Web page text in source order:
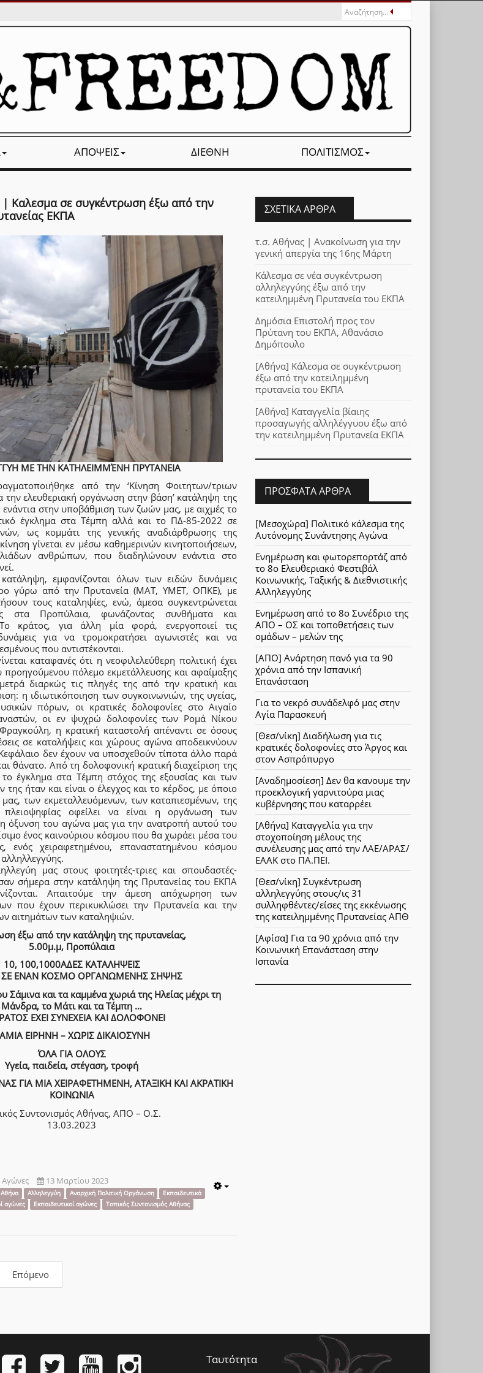
ΑΠΌΨΕΙΣ ΔΙΕΘΝΉ ΠΟΛΙΤΙΣΜΌΣ
Καλεσμα σε συγκέντρωση έξω από την
ΕΚΠΑ
ΜΕ ΤΗΝ ΚΑΤΗΛΕΙΜΜΈΝΗ ΠΡΥΤΑΝΕΙΑ
από την ‘Κίνηση Φοιτητων/τριων
ελευθεριακή οργάνωση στην βάση’ κατάληψη της
στην υποβάθμιση των ζωών μας, με αιχμές το
έγκλημα στα Τέμπη αλλά και το ΠΔ-85-2022 σε
ως κομμάτι της γενικής αναδιάρθρωσης της
γίνεται εν μέσω καθημερινών κινητοποιήσεων,
ανθρώπων, που διαδηλώνουν ενάντια στο
εμφανίζονται όλων των ειδών δυνάμεις
γύρω από την Πρυτανεία (ΜΑΤ, ΥΜΕΤ, ΟΠΚΕ), με
τους καταληψίες, ενώ, άμεσα συγκεντρώνεται
στα Προπύλαια, φωνάζοντας συνθήματα και
κράτος, για άλλη μία φορά, ενεργοποιεί τις
για να τρομοκρατήσει αγωνιστές και να
που αντιστέκονται.
καταφανές ότι η νεοφιλελεύθερη πολιτική έχει
προηγούμενου πόλεμο εκμετάλλευσης και αφαίμαξης
διαρκώς τις πληγές της από την κρατική και
η ιδιωτικόποιηση των συγκοινωνιών, της υγείας,
πόρων, οι κρατικές δολοφονίες στο Αιγαίο
οι εν ψυχρώ δολοφονίες των Ρομά Νίκου
η κρατική καταστολή απέναντι σε όσους
σε καταλήψεις και χώρους αγώνα αποδεικνύουν
δεν έχουν να υποσχεθούν τίποτα άλλο παρά
θάνατο. Από τη δολοφονική κρατική διαχείριση της
έγκλημα στα Τέμπη στόχος της εξουσίας και των
της ήταν και είναι ο έλεγχος και το κέρδος, με όποιο
μας, των εκμεταλλευόμενων, των καταπιεσμένων, της
πλειοψηφίας οφείλει να είναι η οργάνωση των
όξυνση του αγώνα μας για την ανατροπή αυτού του
ένος καινούριου κόσμου που θα χωράει μέσα του
ενός χειραφετημένου, επαναστατημένου κόσμου
μας στους φοιτητές-τριες και σπουδαστές-
σήμερα στην κατάληψη της Πρυτανείας του ΕΚΠΑ
Απαιτούμε την άμεση απόχωρηση των
που έχουν περικυκλώσει την Πρυτανεία και την
αιτημάτων των καταληψιών.
έξω από την κατάληψη της πρυτανείας,
5.00μ.μ, Προπύλαια
10, 100,1000ΑΔΕΣ ΚΑΤΑΛΗΨΕΙΣ
ΣΕ ΕΝΑΝ ΚΟΣΜΟ ΟΡΓΑΝΩΜΕΝΗΣ ΣΗΨΗΣ
Σάμινα και τα καμμένα χωριά της Ηλείας μέχρι τη
Μάνδρα, το Μάτι και τα Τέμπη …
ΕΧΕΙ ΣΥΝΕΧΕΙΑ ΚΑΙ ΔΟΛΟΦΟΝΕΙ
ΕΙΡΗΝΗ – ΧΩΡΙΣ ΔΙΚΑΙΟΣΥΝΗ
ΌΛΑ ΓΙΑ ΟΛΟΥΣ
Υγεία, παιδεία, στέγαση, τροφή
ΓΙΑ ΜΙΑ ΧΕΙΡΑΦΕΤΗΜΕΝΗ, ΑΤΑΞΙΚΗ ΚΑΙ ΑΚΡΑΤΙΚΗ
ΚΟΙΝΩΝΙΑ
Συντονισμός Αθήνας, ΑΠΟ – Ο.Σ.
13.03.2023
Αγώνες 13 Μαρτίου 2023
Αθήνα Αλληλεγγύη Αναρχική Πολιτική Οργάνωση
Εκπαιδευτικά
αγώνες Εκπαιδευτικοί αγώνες Τοπικός Συντονισμός Αθήνας
Επόμενο
ΣΧΕΤΙΚΆ ΆΡΘΡΑ
τ.σ. Αθήνας | Ανακοίνωση για την
γενική απεργία της 16ης Μάρτη
Κάλεσμα σε νέα συγκέντρωση
αλληλεγγύης έξω από την
κατειλημμένη Πρυτανεία του ΕΚΠΑ
Δημόσια Επιστολή προς τον
Πρύτανη του ΕΚΠΑ, Αθανάσιο
Δημόπουλο
[Αθήνα] Κάλεσμα σε συγκέντρωση
έξω από την κατειλημμένη
πρυτανεία του ΕΚΠΑ
[Αθήνα] Καταγγελία βίαιης
προσαγωγής αλληλέγγυου έξω από
την κατειλημμένη Πρυτανεία ΕΚΠΑ
ΠΡΌΣΦΑΤΑ ΆΡΘΡΑ
[Μεσοχώρα] Πολιτικό κάλεσμα της
Αυτόνομης Συνάντησης Αγώνα
Ενημέρωση και φωτορεπορτάζ από
το 8ο Ελευθεριακό Φεστιβάλ
Κοινωνικής, Ταξικής & Διεθνιστικής
Αλληλεγγύης
Ενημέρωση από το 8ο Συνέδριο της
ΑΠΟ – ΟΣ και τοποθετήσεις των
ομάδων – μελών της
[ΑΠΟ] Ανάρτηση πανό για τα 90
χρόνια από την Ισπανική
Επανάσταση
Για το νεκρό συνάδελφό μας στην
Αγία Παρασκευή
[Θεσ/νίκη] Διαδήλωση για τις
κρατικές δολοφονίες στο Άργος και
στον Ασπρόπυργο
[Αναδημοσίεση] Δεν θα κανουμε την
προεκλογική γαρνιτούρα μιας
κυβέρνησης που καταρρέει
[Αθήνα] Καταγγελία για την
στοχοποίηση μέλους της
συνέλευσης μας από την ΛΑΕ/ΑΡΑΣ/
ΕΑΑΚ στο ΠΑ.ΠΕΙ.
[Θεσ/νίκη] Συγκέντρωση
αλληλεγγύης στους/ις 31
συλληφθέντες/είσες της εκκένωσης
της κατειλημμένης Πρυτανείας ΑΠΘ
[Αφίσα] Για τα 90 χρόνια από την
Κοινωνική Επανάσταση στην
Ισπανία
Ταυτότητα